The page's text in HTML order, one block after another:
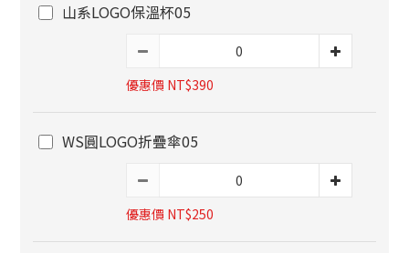
山系LOGO保溫杯05
優惠價 NT$390
WS圓LOGO折疊傘05
優惠價 NT$250